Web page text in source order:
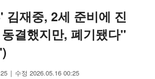
김재중, 2세 준비에 진
결했지만, 폐기됐다"
수정 2026.05.16 00:25